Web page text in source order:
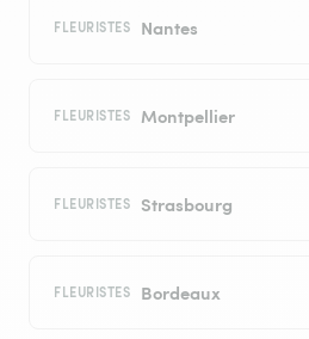
FLEURISTES Nantes
FLEURISTES Montpellier
FLEURISTES Strasbourg
FLEURISTES Bordeaux